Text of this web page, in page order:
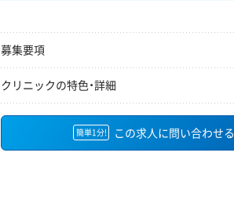
募集要項
クリニックの特色・詳細
簡単1分! この求人に問い合わせる